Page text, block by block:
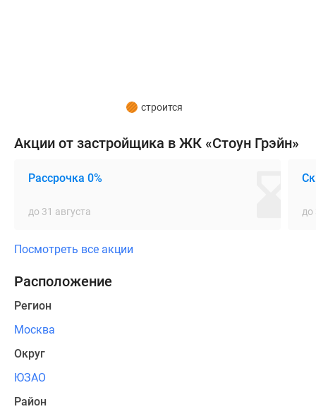
в
находится
популярных
для
активного
отдыха
прогулок.
«Стоун
Грэйн»
станет
строится
Акции от застройщика в ЖК «Стоун Грэйн»
Рассрочка 0%
до 31 августа до
Посмотреть все акции
Расположение
Регион
Москва
Округ
ЮЗАО
Район